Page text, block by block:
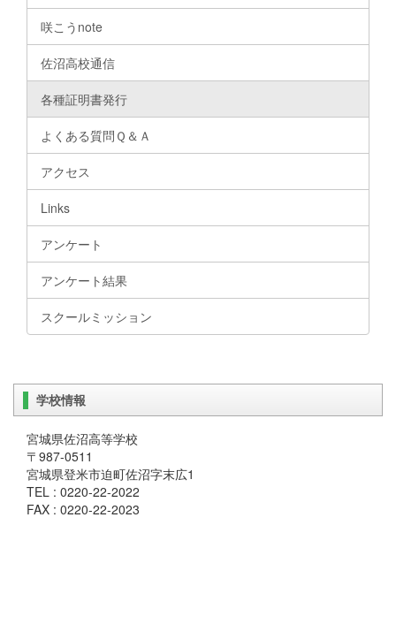
咲こうnote
佐沼高校通信
各種証明書発行
よくある質問Ｑ＆Ａ
アクセス
Links
アンケート
アンケート結果
スクールミッション
学校情報
宮城県佐沼高等学校
〒987-0511
宮城県登米市迫町佐沼字末広1
TEL : 0220-22-2022
FAX : 0220-22-2023